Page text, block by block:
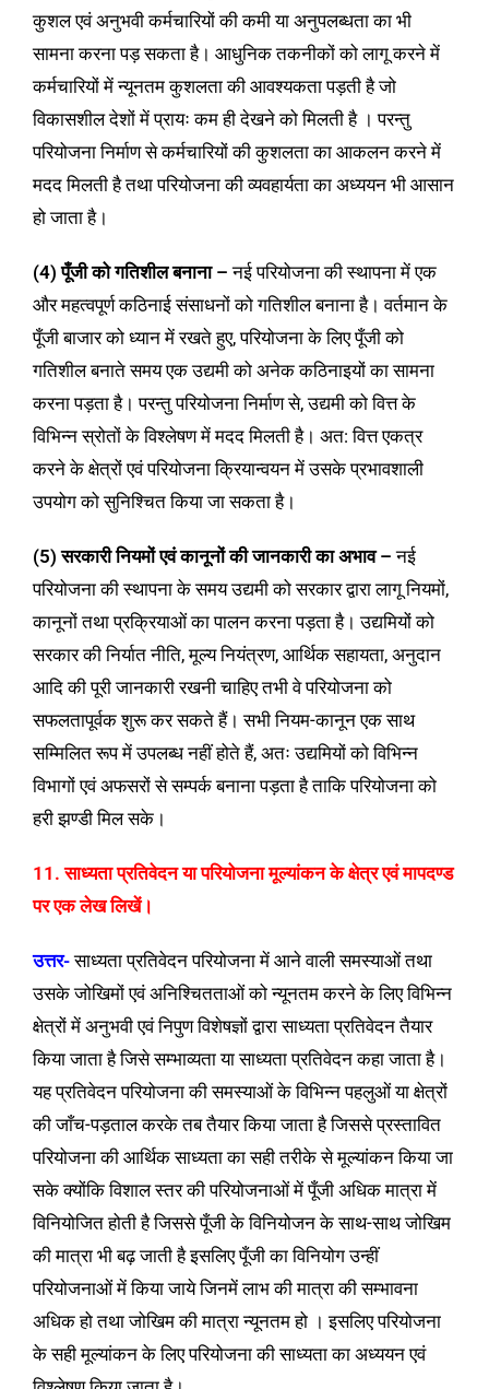
कुशल एवं अनुभवी कर्मचारियों की कमी या अनुपलब्धता का भी
सामना करना पड़ सकता है। आधुनिक तकनीकों को लागू करने में
कर्मचारियों में न्यूनतम कुशलता की आवश्यकता पड़ती है जो
विकासशील देशों में प्रायः कम ही देखने को मिलती है । परन्तु
परियोजना निर्माण से कर्मचारियों की कुशलता का आकलन करने में
मदद मिलती है तथा परियोजना की व्यवहार्यता का अध्ययन भी आसान
हो जाता है।
(4) पूँजी को गतिशील बनाना – नई परियोजना की स्थापना में एक
और महत्वपूर्ण कठिनाई संसाधनों को गतिशील बनाना है। वर्तमान के
पूँजी बाजार को ध्यान में रखते हुए, परियोजना के लिए पूँजी को
गतिशील बनाते समय एक उद्यमी को अनेक कठिनाइयों का सामना
करना पड़ता है। परन्तु परियोजना निर्माण से, उद्यमी को वित्त के
विभिन्न स्रोतों के विश्लेषण में मदद मिलती है। अत: वित्त एकत्र
करने के क्षेत्रों एवं परियोजना क्रियान्वयन में उसके प्रभावशाली
उपयोग को सुनिश्चित किया जा सकता है।
(5) सरकारी नियमों एवं कानूनों की जानकारी का अभाव – नई
परियोजना की स्थापना के समय उद्यमी को सरकार द्वारा लागू नियमों,
कानूनों तथा प्रक्रियाओं का पालन करना पड़ता है। उद्यमियों को
सरकार की निर्यात नीति, मूल्य नियंत्रण, आर्थिक सहायता, अनुदान
आदि की पूरी जानकारी रखनी चाहिए तभी वे परियोजना को
सफलतापूर्वक शुरू कर सकते हैं। सभी नियम-कानून एक साथ
सम्मिलित रूप में उपलब्ध नहीं होते हैं, अतः उद्यमियों को विभिन्न
विभागों एवं अफसरों से सम्पर्क बनाना पड़ता है ताकि परियोजना को
हरी झण्डी मिल सके।
11. साध्यता प्रतिवेदन या परियोजना मूल्यांकन के क्षेत्र एवं मापदण्ड
पर एक लेख लिखें।
उत्तर-साध्यता प्रतिवेदन परियोजना में आने वाली समस्याओं तथा
उसके जोखिमों एवं अनिश्चितताओं को न्यूनतम करने के लिए विभिन्न
क्षेत्रों में अनुभवी एवं निपुण विशेषज्ञों द्वारा साध्यता प्रतिवेदन तैयार
किया जाता है जिसे सम्भाव्यता या साध्यता प्रतिवेदन कहा जाता है।
यह प्रतिवेदन परियोजना की समस्याओं के विभिन्न पहलुओं या क्षेत्रों
की जाँच-पड़ताल करके तब तैयार किया जाता है जिससे प्रस्तावित
परियोजना की आर्थिक साध्यता का सही तरीके से मूल्यांकन किया जा
सके क्योंकि विशाल स्तर की परियोजनाओं में पूँजी अधिक मात्रा में
विनियोजित होती है जिससे पूँजी के विनियोजन के साथ-साथ जोखिम
की मात्रा भी बढ़ जाती है इसलिए पूँजी का विनियोग उन्हीं
परियोजनाओं में किया जाये जिनमें लाभ की मात्रा की सम्भावना
अधिक हो तथा जोखिम की मात्रा न्यूनतम हो । इसलिए परियोजना
के सही मूल्यांकन के लिए परियोजना की साध्यता का अध्ययन एवं